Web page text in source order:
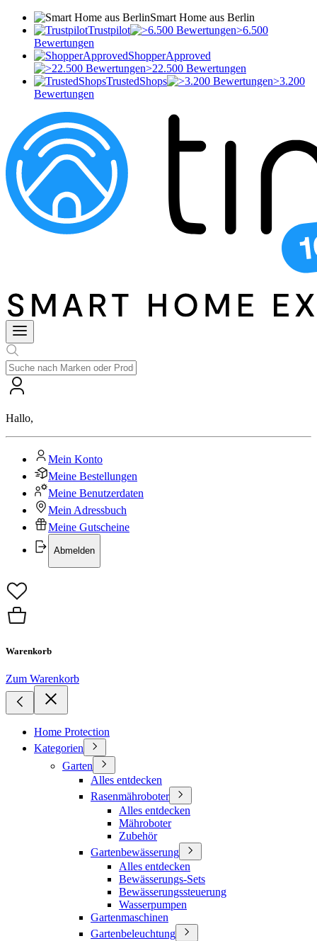
Smart Home aus Berlin
Trustpilot
>6.500
Bewertungen
ShopperApproved
>22.500 Bewertungen
TrustedShops
>3.200
Bewertungen
Hallo,
Mein Konto
Meine Bestellungen
Meine Benutzerdaten
Mein Adressbuch
Meine Gutscheine
Abmelden
Warenkorb
Zum Warenkorb
Home Protection
Kategorien
Garten
Alles entdecken
Rasenmähroboter
Alles entdecken
Mähroboter
Zubehör
Gartenbewässerung
Alles entdecken
Bewässerungs-Sets
Bewässerungssteuerung
Wasserpumpen
Gartenmaschinen
Gartenbeleuchtung